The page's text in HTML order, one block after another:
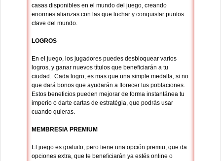
casas disponibles en el mundo del juego, creando
enormes alianzas con las que luchar y conquistar puntos
clave del mundo.
LOGROS
En el juego, los jugadores puedes desbloquear varios
logros, y ganar nuevos títulos que beneficiarán a tu
ciudad. Cada logro, es mas que una simple medalla, si no
que dará bonos que ayudarán a florecer tus poblaciones.
Estos beneficios pueden mejorar de forma instantánea tu
imperio o darte cartas de estratégia, que podrás usar
cuando quieras.
MEMBRESIA PREMIUM
El juego es gratuito, pero tiene una opción premiu, que da
opciones extra, que te beneficiarán ya estés online o